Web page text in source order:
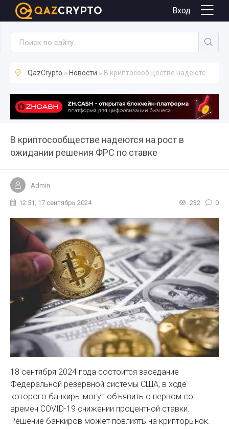
Вход
QazCrypto » Новости » В криптосообществе надеются на рост в ожидании решения ФРС по ставке
В криптосообществе надеются на рост в
ожидании решения ФРС по ставке
Новости
Admin
12:51, 17 сентябрь 2024 232 0
18 сентября 2024 года состоится заседание
Федеральной резервной системы США, в ходе
которого банкиры могут объявить о первом со
времен COVID-19 снижении процентной ставки.
Решение банкиров может повлиять на крипторынок.